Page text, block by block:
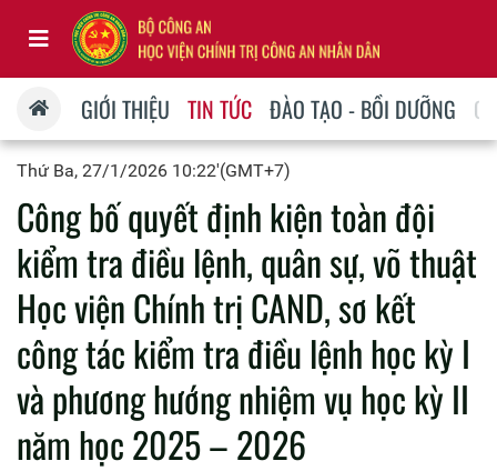
GIỚI THIỆU TIN TỨC ĐÀO TẠO - BỒI DƯỠNG
Thứ Ba, 27/1/2026 10:22'(GMT+7)
Công bố quyết định kiện toàn đội
kiểm tra điều lệnh, quân sự, võ thuật
Học viện Chính trị CAND, sơ kết
công tác kiểm tra điều lệnh học kỳ I
và phương hướng nhiệm vụ học kỳ II
năm học 2025 – 2026